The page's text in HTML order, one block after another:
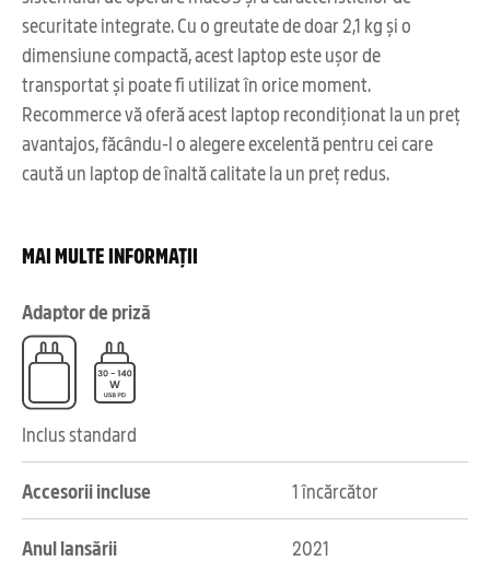
securitate integrate. Cu o greutate de doar 2,1 kg și o
dimensiune compactă, acest laptop este ușor de
transportat și poate fi utilizat în orice moment.
Recommerce vă oferă acest laptop recondiționat la un preț
avantajos, făcându-l o alegere excelentă pentru cei care
caută un laptop de înaltă calitate la un preț redus.
MAI MULTE INFORMAȚII
Adaptor de priză
Inclus standard
Accesorii incluse 1 încărcător
Anul lansării 2021